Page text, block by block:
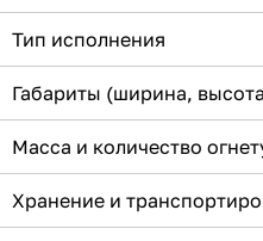
Тип исполнения
Габариты (ширина,
Масса и количество
Хранение и